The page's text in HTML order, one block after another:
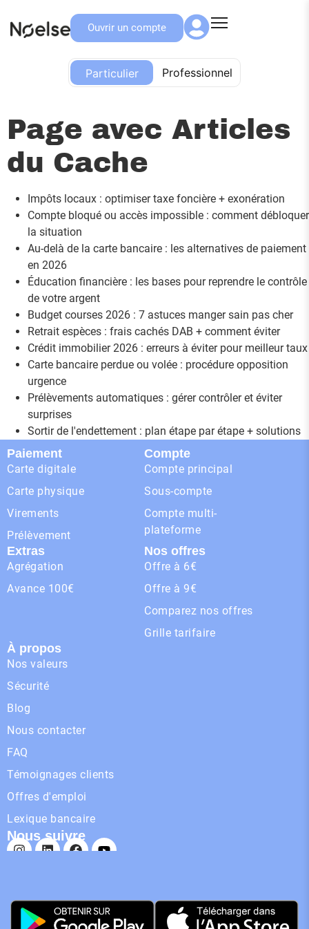
Ouvrir un compte
Particulier Professionnel
Particulier
Page avec Articles
du Cache
Impôts locaux : optimiser taxe foncière + exonération
Compte bloqué ou accès impossible : comment débloquer
la situation
Au-delà de la carte bancaire : les alternatives de paiement
en 2026
Éducation financière : les bases pour reprendre le contrôle
de votre argent
Budget courses 2026 : 7 astuces manger sain pas cher
Retrait espèces : frais cachés DAB + comment éviter
Crédit immobilier 2026 : erreurs à éviter pour meilleur taux
Carte bancaire perdue ou volée : procédure opposition
urgence
Prélèvements automatiques : gérer contrôler et éviter
surprises
Sortir de l'endettement : plan étape par étape + solutions
Paiement
Carte digitale
Carte physique
Virements
Prélèvement
Compte
Compte principal
Sous-compte
Compte multi-
plateforme
Extras
Agrégation
Avance 100€
Nos offres
Offre à 6€
Offre à 9€
Comparez nos offres
Grille tarifaire
À propos
Nos valeurs
Sécurité
Blog
Nous contacter
FAQ
Témoignages clients
Offres d'emploi
Lexique bancaire
Nous suivre